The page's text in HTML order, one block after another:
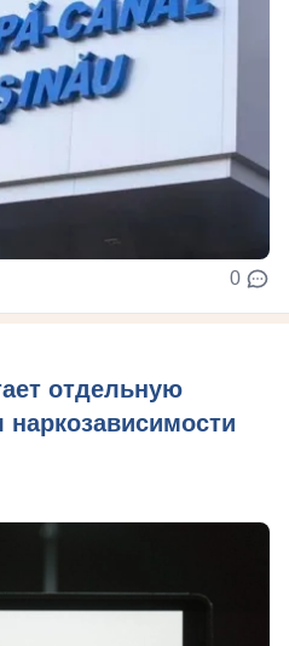
0
отдельную